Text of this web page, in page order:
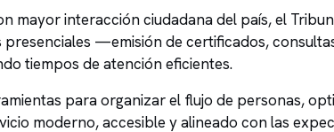
mayor interacción ciudadana del país, el
presenciales —emisión de certificados,
tiempos de atención eficientes.
para organizar el flujo de personas,
moderno, accesible y alineado con las